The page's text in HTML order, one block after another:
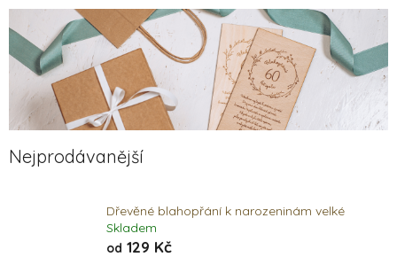
Nejprodávanější
Dřevěné blahopřání k narozeninám velké
Skladem
od 129 Kč